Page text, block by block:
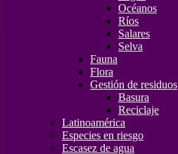
Océanos
Ríos
Salares
Selva
Fauna
Flora
Gestión de residuos
Basura
Reciclaje
Latinoamérica
Especies en riesgo
Escasez de agua